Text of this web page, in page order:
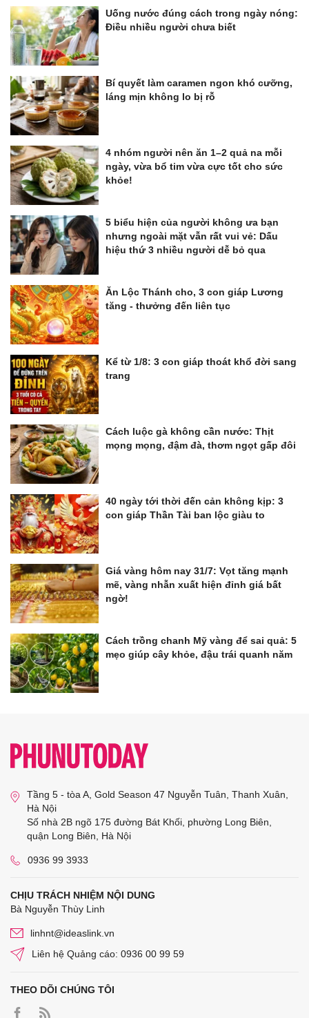
Uống nước đúng cách trong ngày nóng:
Điều nhiều người chưa biết
Bí quyết làm caramen ngon khó cưỡng,
láng mịn không lo bị rỗ
4 nhóm người nên ăn 1–2 quả na mỗi
ngày, vừa bổ tim vừa cực tốt cho sức
khỏe!
5 biểu hiện của người không ưa bạn
nhưng ngoài mặt vẫn rất vui vẻ: Dấu
hiệu thứ 3 nhiều người dễ bỏ qua
Ăn Lộc Thánh cho, 3 con giáp Lương
tăng - thưởng đến liên tục
Kể từ 1/8: 3 con giáp thoát khổ đời sang
trang
Cách luộc gà không cần nước: Thịt
mọng mọng, đậm đà, thơm ngọt gấp đôi
40 ngày tới thời đến cản không kịp: 3
con giáp Thần Tài ban lộc giàu to
Giá vàng hôm nay 31/7: Vọt tăng mạnh
mẽ, vàng nhẫn xuất hiện đỉnh giá bất
ngờ!
Cách trồng chanh Mỹ vàng để sai quả: 5
mẹo giúp cây khỏe, đậu trái quanh năm
Tầng 5 - tòa A, Gold Season 47 Nguyễn Tuân, Thanh Xuân,
Hà Nội
Số nhà 2B ngõ 175 đường Bát Khối, phường Long Biên,
quận Long Biên, Hà Nội
0936 99 3933
CHỊU TRÁCH NHIỆM NỘI DUNG
Bà Nguyễn Thùy Linh
linhnt@ideaslink.vn
Liên hệ Quảng cáo: 0936 00 99 59
THEO DÕI CHÚNG TÔI